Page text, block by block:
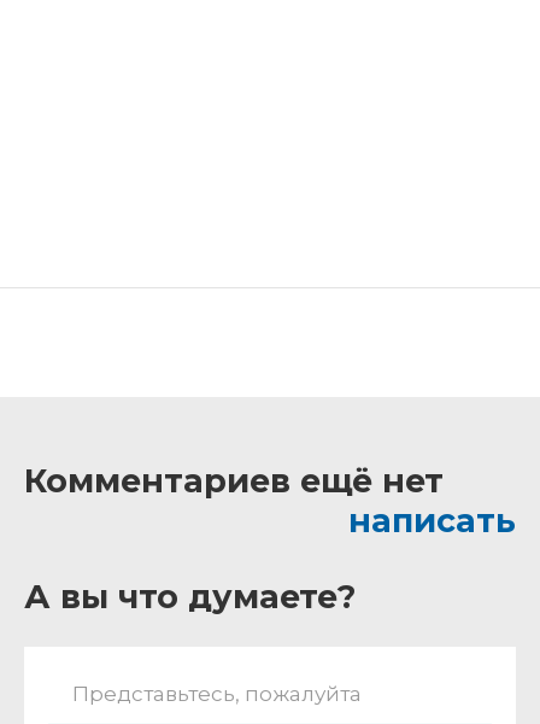
Комментариев ещё нет
написать
А вы что думаете?